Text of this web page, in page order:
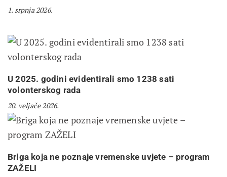
1. srpnja 2026.
U 2025. godini evidentirali smo 1238 sati
volonterskog rada
20. veljače 2026.
Briga koja ne poznaje vremenske uvjete – program
ZAŽELI